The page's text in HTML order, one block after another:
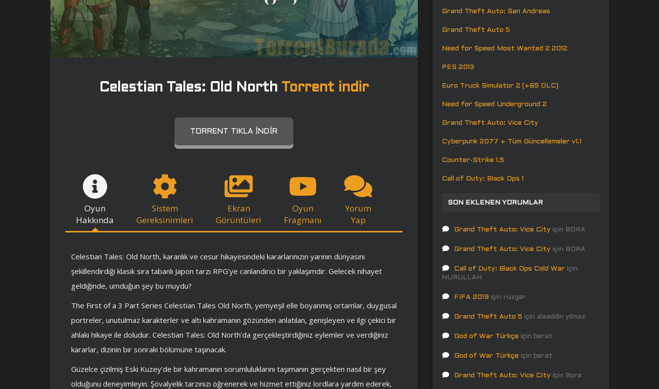
Celestian Tales: Old North Torrent indir
TORRENT TIKLA İNDIR
Oyun
Hakkında
Sistem
Gereksinimleri
Ekran
Görüntüleri
Oyun
Fragmanı
Yorum
Yap
Celestian Tales: Old North, karanlık ve cesur hikayesindeki kararlarınızın yarının dünyasını
şekillendirdiği klasik sıra tabanlı Japon tarzı RPG’ye canlandırıcı bir yaklaşımdır. Gelecek nihayet
geldiğinde, umduğun şey bu muydu?
The First of a 3 Part Series Celestian Tales Old North, yemyeşil elle boyanmış ortamlar, duygusal
portreler, unutulmaz karakterler ve altı kahramanın gözünden anlatılan, genişleyen ve ilgi çekici bir
ahlaki hikaye ile doludur. Celestian Tales: Old North’da gerçekleştirdiğiniz eylemler ve verdiğiniz
kararlar, dizinin bir sonraki bölümüne taşınacak.
Güzelce çizilmiş Eski Kuzey’de bir kahramanın sorumluluklarını taşımanın gerçekten nasıl bir şey
olduğunu deneyimleyin. Şövalyelik tarzınızı öğrenerek ve hizmet ettiğiniz lordlara yardım ederek,
Grand Theft Auto: San Andreas
Grand Theft Auto 5
Need for Speed Most Wanted 2 2012
PES 2013
Euro Truck Simulator 2 (+65 DLC)
Need for Speed Underground 2
Grand Theft Auto: Vice City
Cyberpunk 2077 + Tüm Güncellemeler v1.1
Counter-Strike 1.5
Call of Duty: Black Ops 1
SON EKLENEN YORUMLAR
Grand Theft Auto: Vice City için BORA
Grand Theft Auto: Vice City için BORA
Call of Duty: Black Ops Cold War için
NURULLAH
FIFA 2019 için rüzgar
Grand Theft Auto 5 için alaaddin yılmaz
God of War Türkçe için berat
God of War Türkçe için berat
Grand Theft Auto: Vice City için Bora